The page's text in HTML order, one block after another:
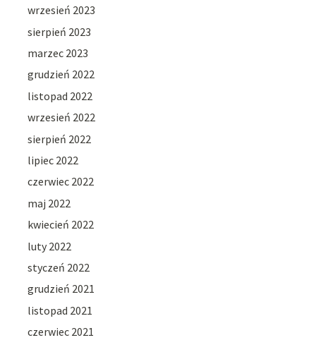
wrzesień 2023
sierpień 2023
marzec 2023
grudzień 2022
listopad 2022
wrzesień 2022
sierpień 2022
lipiec 2022
czerwiec 2022
maj 2022
kwiecień 2022
luty 2022
styczeń 2022
grudzień 2021
listopad 2021
czerwiec 2021